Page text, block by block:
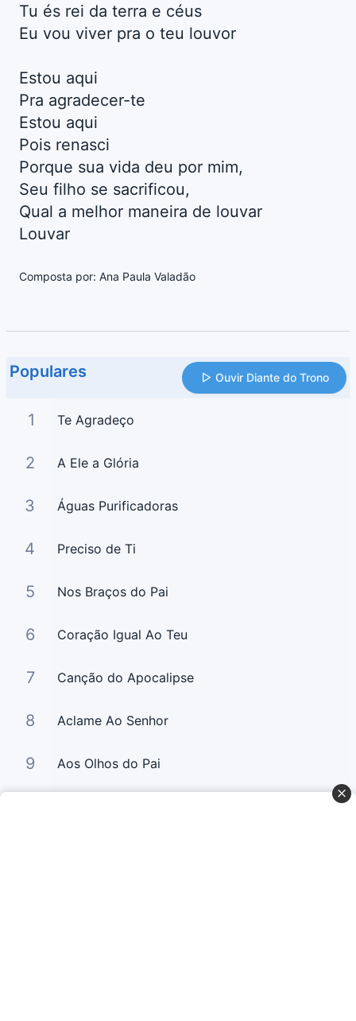
Tu és rei da terra e céus
Eu vou viver pra o teu louvor
Estou aqui
Pra agradecer-te
Estou aqui
Pois renasci
Porque sua vida deu por mim,
Seu filho se sacrificou,
Qual a melhor maneira de louvar
Louvar
Composta por: Ana Paula Valadão
Populares Ouvir Diante do Trono
1 Te Agradeço
2 A Ele a Glória
3 Águas Purificadoras
4 Preciso de Ti
5 Nos Braços do Pai
6 Coração Igual Ao Teu
7 Canção do Apocalipse
8 Aclame Ao Senhor
9 Aos Olhos do Pai